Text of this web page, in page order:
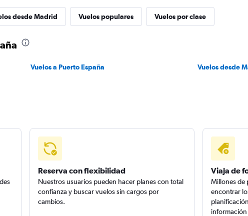
desde Madrid Vuelos populares Vuelos por clase
Vuelos a Puerto España
Vuelos desde
Reserva con flexibilidad
Nuestros usuarios pueden hacer planes con total
confianza y buscar vuelos sin cargos por
cambios.
Viaja de
Millones de
encontrar
información